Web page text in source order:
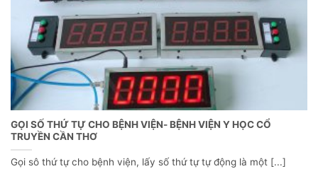
GỌI SỐ THỨ TỰ CHO BỆNH VIỆN- BỆNH VIỆN Y HỌC CỔ
TRUYỀN CẦN THƠ
Gọi sô thứ tự cho bệnh viện, lấy số thứ tự tự động là một [...]